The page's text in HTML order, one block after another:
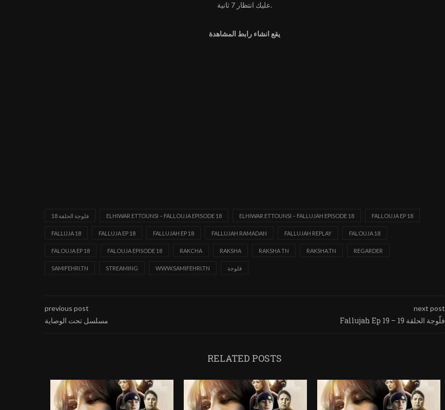
عليك انتظار 7 ثانية.
يقع انشاء رابط المشاهدة
18 فلوجة الحلقة ELHIWAR ETTOUNSI – FALLOUJA EPISODE 18 ELHIWAR ETTOUNSI – FALLUJAH EPISODE 18 FALLOUJA EP 18
FALLUJA 18 FALLUJA EP 18 FALLUJAH EP 18 FALLUJAH RAMADAN FALLUJAH REPLAY FALOUJA 18
FALOUJA EP 18 FALOUJA EPISODE 18 RAKCHA RAKSHA RAKSHA TN RAKSHA.TN REGARDER
SAMIFEHRI.TN STREAMING WWW.SAMIFEHRI.TN فلوجة
previous post
مسلسل تحت الوصاية
next post
Fallujah Ep 19 – فلّوجة الحلقة 19
RELATED POSTS